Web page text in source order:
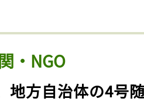
・NGO
地方自治体の4号